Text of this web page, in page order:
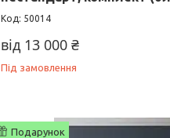
50014
від 13 000 ₴
Під замовлення
Подарунок